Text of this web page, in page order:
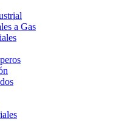
a Gas